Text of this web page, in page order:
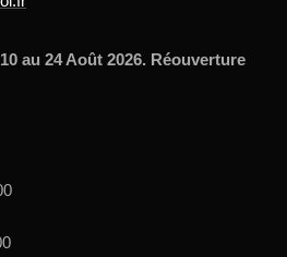
au 24 Août 2026. Réouverture